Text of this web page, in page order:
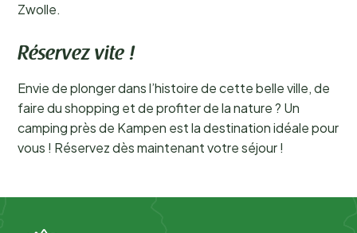
Zwolle.
Réservez vite !
Envie de plonger dans l’histoire de cette belle ville, de
faire du shopping et de profiter de la nature ? Un
camping près de Kampen est la destination idéale pour
vous ! Réservez dès maintenant votre séjour !